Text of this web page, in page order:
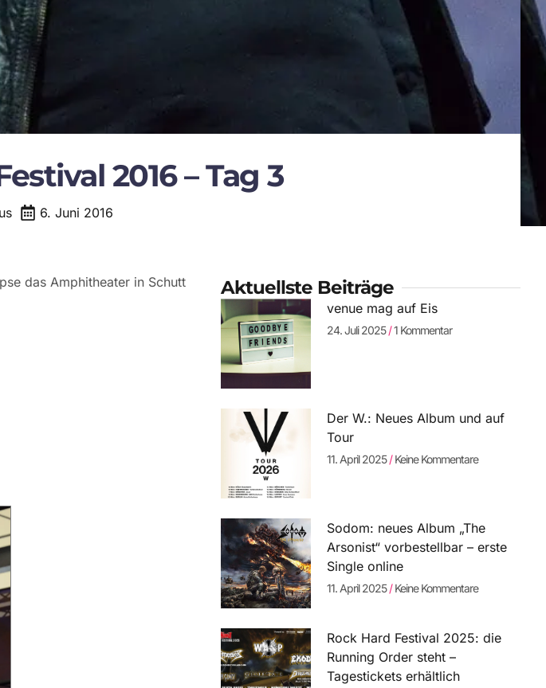
2016 – Tag 3
6. Juni 2016
das Amphitheater in Schutt
Aktuellste Beiträge
venue mag auf Eis
24. Juli 2025 1 Kommentar
Der W.: Neues Album und auf
Tour
11. April 2025 Keine Kommentare
Sodom: neues Album „The
Arsonist“ vorbestellbar – erste
Single online
11. April 2025 Keine Kommentare
Rock Hard Festival 2025: die
Running Order steht –
Tagestickets erhältlich